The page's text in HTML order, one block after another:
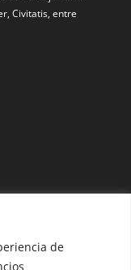
de
Civitatis, entre
2017 - 2026 ©